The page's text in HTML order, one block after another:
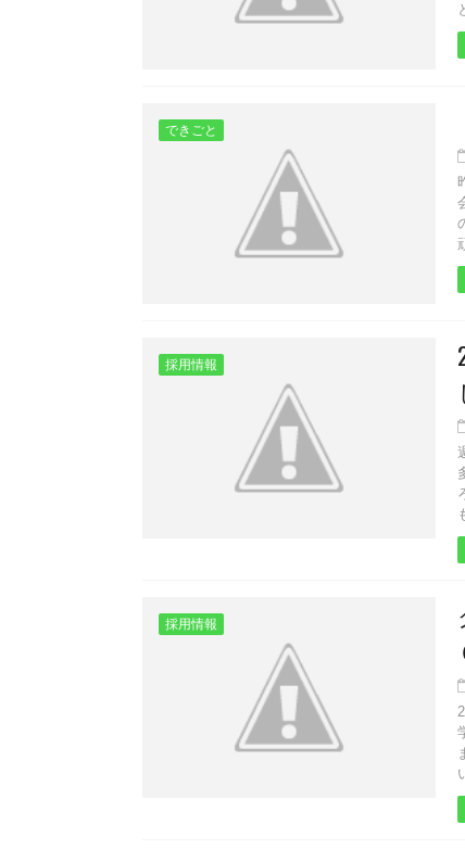
できごと
採用情報
採用情報